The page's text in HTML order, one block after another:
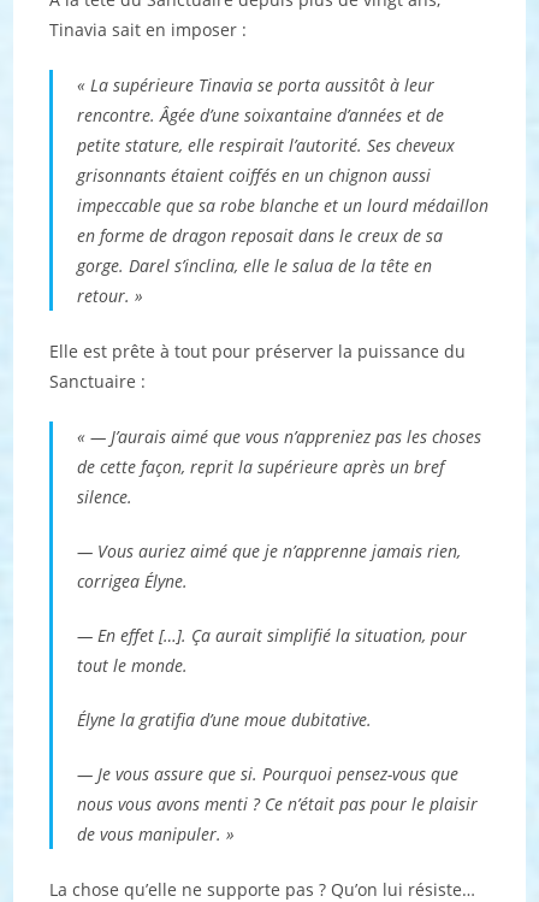
Tinavia sait en imposer :
« La supérieure Tinavia se porta aussitôt à leur
rencontre. Âgée d’une soixantaine d’années et de
petite stature, elle respirait l’autorité. Ses cheveux
grisonnants étaient coiffés en un chignon aussi
impeccable que sa robe blanche et un lourd médaillon
en forme de dragon reposait dans le creux de sa
gorge. Darel s’inclina, elle le salua de la tête en
retour. »
Elle est prête à tout pour préserver la puissance du
Sanctuaire :
« — J’aurais aimé que vous n’appreniez pas les choses
de cette façon, reprit la supérieure après un bref
silence.
— Vous auriez aimé que je n’apprenne jamais rien,
corrigea Élyne.
— En effet […]. Ça aurait simplifié la situation, pour
tout le monde.
Élyne la gratifia d’une moue dubitative.
— Je vous assure que si. Pourquoi pensez-vous que
nous vous avons menti ? Ce n’était pas pour le plaisir
de vous manipuler. »
La chose qu’elle ne supporte pas ? Qu’on lui résiste…